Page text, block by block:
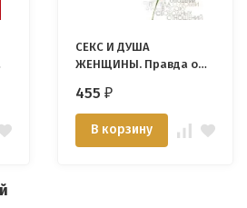
СЕКС И ДУША
ЖЕНЩИНЫ. Правда о
свободных отношений.
Пола Райнхарт
455 ₽
В корзину